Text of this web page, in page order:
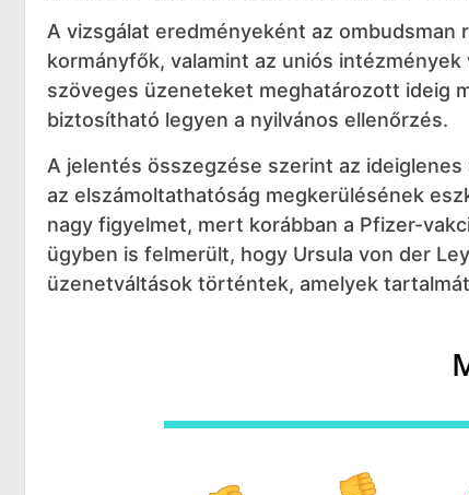
A vizsgálat eredményeként az
kormányfők, valamint az uniós
szöveges üzeneteket meghatározott ideig
biztosítható legyen a nyilvános ellenőrzés.
A jelentés összegzése szerint az
az elszámoltathatóság megkerülésének
nagy figyelmet, mert korábban a Pfizer-
ügyben is felmerült, hogy Ursula von der
üzenetváltások történtek, amelyek